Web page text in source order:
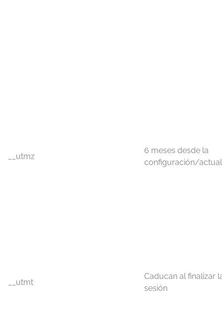
__utmz
6 meses desde la
configuración/
__utmt
Caducan al finalizar
sesión